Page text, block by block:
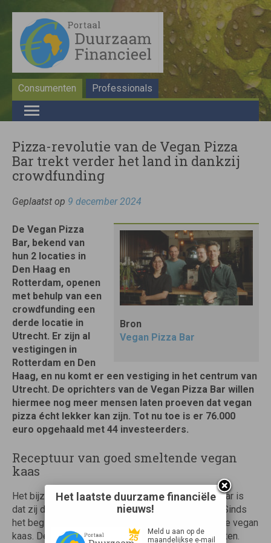
Consumenten Professionals
Pizza-revolutie van de Vegan Pizza
Bar trekt verder het land in dankzij
crowdfunding
Geplaatst op 9 december 2024
Bron
Vegan Pizza Bar
De Vegan Pizza
Bar, bekend van
hun 2 locaties in
Den Haag en
Rotterdam, openen
met behulp van een
crowdfunding een
derde locatie in
Utrecht. Er zijn al
vestigingen in
Rotterdam en Den
Haag, en nu komt er een vestiging in het centrum van
Utrecht. De oprichters van de Vegan Pizza Bar willen
hiermee nog meer mensen laten proeven dat vegan
pizza écht lekker kan zijn. Tot nu toe is er 76.000
euro opgehaald met 44 investeerders.
Receptuur van goed smeltende vegan
kaas
Het bijzondere aan de ‘kaas’ van de Vegan Pizza Bar is
dat zij de kaas zelf produceren naar eigen recept. Sinds
het begin zijn ze bezig met het maken van de beste vegan
kaas. De eisen? Het moet hartig zijn en goed smelten.
Het laatste duurzame financiële
nieuws!
Meld u aan op de
maandelijkse e-mail